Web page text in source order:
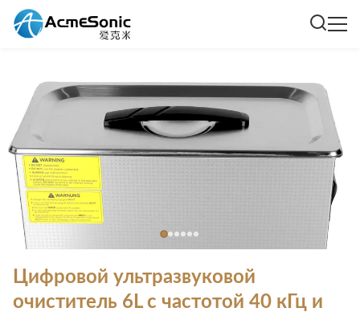
Цифровой ультразвуковой
очиститель 6L с частотой 40 кГц и